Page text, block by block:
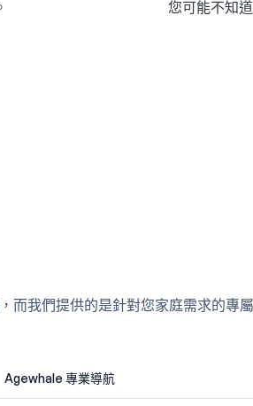
您可能不知
而我們提供的是針對您家庭需求的專
Agewhale 專業導航